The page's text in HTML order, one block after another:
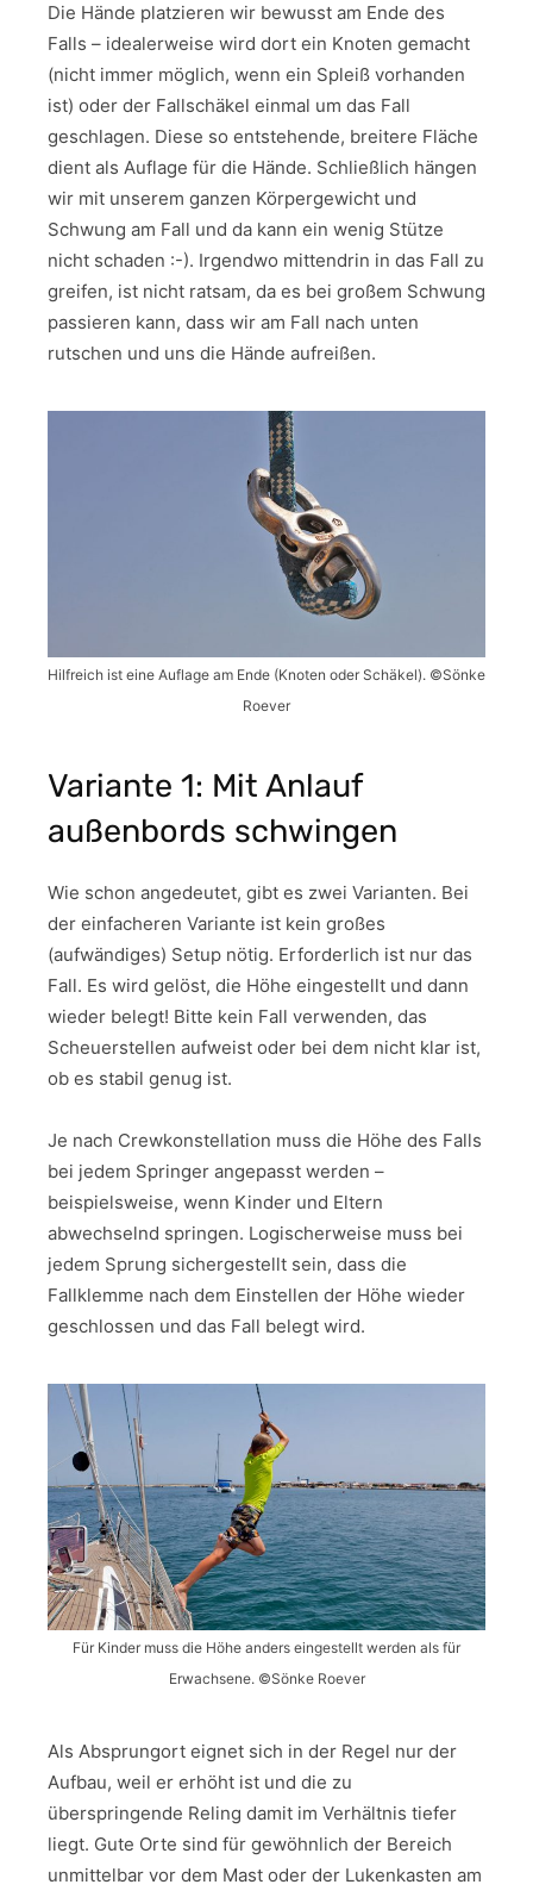
Die Hände platzieren wir bewusst am Ende des
Falls – idealerweise wird dort ein Knoten gemacht
(nicht immer möglich, wenn ein Spleiß vorhanden
ist) oder der Fallschäkel einmal um das Fall
geschlagen. Diese so entstehende, breitere Fläche
dient als Auflage für die Hände. Schließlich hängen
wir mit unserem ganzen Körpergewicht und
Schwung am Fall und da kann ein wenig Stütze
nicht schaden :-). Irgendwo mittendrin in das Fall zu
greifen, ist nicht ratsam, da es bei großem Schwung
passieren kann, dass wir am Fall nach unten
rutschen und uns die Hände aufreißen.
Hilfreich ist eine Auflage am Ende (Knoten oder Schäkel). ©Sönke
Roever
Variante 1: Mit Anlauf
außenbords schwingen
Wie schon angedeutet, gibt es zwei Varianten. Bei
der einfacheren Variante ist kein großes
(aufwändiges) Setup nötig. Erforderlich ist nur das
Fall. Es wird gelöst, die Höhe eingestellt und dann
wieder belegt! Bitte kein Fall verwenden, das
Scheuerstellen aufweist oder bei dem nicht klar ist,
ob es stabil genug ist.
Je nach Crewkonstellation muss die Höhe des Falls
bei jedem Springer angepasst werden –
beispielsweise, wenn Kinder und Eltern
abwechselnd springen. Logischerweise muss bei
jedem Sprung sichergestellt sein, dass die
Fallklemme nach dem Einstellen der Höhe wieder
geschlossen und das Fall belegt wird.
Für Kinder muss die Höhe anders eingestellt werden als für
Erwachsene. ©Sönke Roever
Als Absprungort eignet sich in der Regel nur der
Aufbau, weil er erhöht ist und die zu
überspringende Reling damit im Verhältnis tiefer
liegt. Gute Orte sind für gewöhnlich der Bereich
unmittelbar vor dem Mast oder der Lukenkasten am